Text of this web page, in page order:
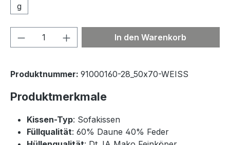
g
Produkt Anzahl: Gib denIn den Warenkorb
Produktnummer: 91000160-28_50x70-WEISS
Produktmerkmale
Kissen-Typ: Sofakissen
Füllqualität: 60% Daune 40% Feder